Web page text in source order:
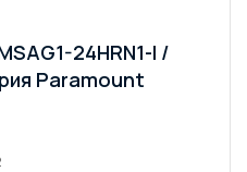
24HRN1-I /
Paramount